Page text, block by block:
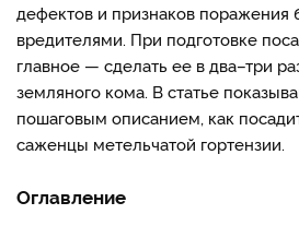
дефектов и признаков поражения
вредителями. При подготовке
главное — сделать ее в два–три
земляного кома. В статье
пошаговым описанием, как
саженцы метельчатой гортензии.
Оглавление